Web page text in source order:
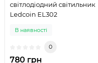
світлодіодний світильник
Ledcoin EL302
В наявності
0
780 грн